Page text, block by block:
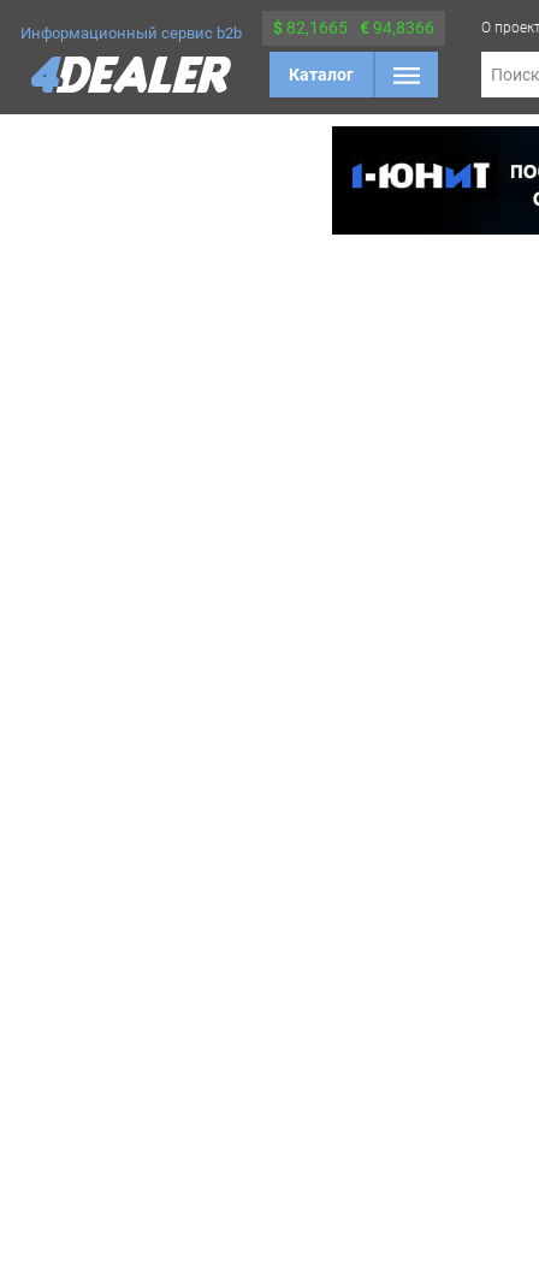
Информационный сервис b2b $ 82,1665 €94,8366
Каталог
О
Поиск